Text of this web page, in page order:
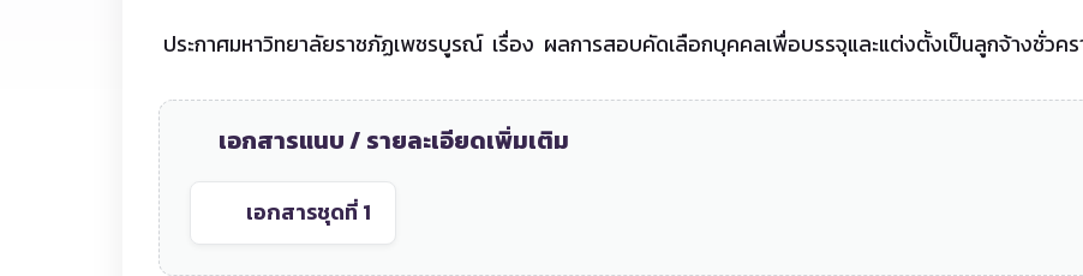
ประกาศมหาวิทยาลัยราชภัฏเพชรบูรณ์ เรื่อง ผลการสอบคัดเลือกบุคคลเพื่อบรรจุและแต่งตั้งเป็นลูกจ้างชั่ว
เอกสารแนบ / รายละเอียดเพิ่มเติม
เอกสารชุดที่ 1